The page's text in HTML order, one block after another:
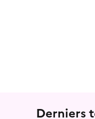
Menu
Derniers